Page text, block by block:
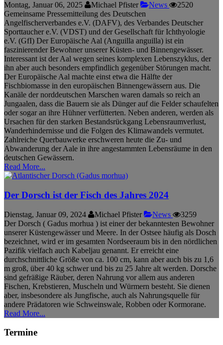
Montag, Januar 06, 2025 Michael Pfister News
2520
Gemeinsame Pressemitteilung des Deutschen
Angelfischerverbandes e.V. (DAFV), des Verbandes Deutscher
Sporttaucher e.V. (VDST) und der Gesellschaft für Ichthyologie
e.V. (GfI) Der Europäische Aal (Anguilla anguilla) ist ein
faszinierender Bewohner unserer Küsten- und Binnengewässer.
Interessant ist der Aal wegen seines komplexen Lebenszyklus, der
ihn aber auch besonders empfindlich gegenüber Störungen macht.
Der Europäische Aal machte einst etwa die Hälfte der
Fischbiomasse in den europäischen Binnengewässern aus. Die
Kanäle der norddeutschen Marschen waren damals so reich an
Jungaalen, dass die Bauern sie als Dünger auf die Felder schaufelten
oder sogar an ihre Hühner verfütterten. Neben anderen, werden als
Ursachen für den starken Bestandsrückgang Lebensraumverlust,
Wanderhindernisse und die Folgen des Klimawandels vermutet.
Zahlreiche Querbauwerke erschweren heute die Zu- und
Abwanderung der Aale in ihre angestammten Lebensräume in den
deutschen Gewässern.
Read More...
Der Dorsch ist der Fisch des Jahres 2024
Dienstag, Januar 09, 2024 Michael Pfister News
3259
Der Dorsch ( Gadus morhua ) ist einer der bekanntesten Bewohner
unserer Küstengewässer und Meere. In der Ostsee häufig als Dosch
bezeichnet, wird er im gesamten Nordseeraum bis in den nördlichen
Pazifik vielfach auch Kabeljau genannt. Er erreicht eine
durchschnittliche Größe von ca. 100 cm, kann aber auch bis zu 1,6
m groß, über 40 kg schwer und bis zu 25 Jahre alt werden. Dorsche
sind gefräßige Räuber, deren Nahrung vor allem aus anderen
Fischen, Krebstieren, Muscheln und Würmern besteht. Sie dienen
aber, insbesondere als Jungfische, auch als Nahrungsquelle für
andere Prädatoren wie Schweinswale, Robben oder Kormorane.
Read More...
Termine